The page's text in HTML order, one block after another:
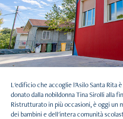
L'edificio che accoglie l'Asilo Santa Rita
donato dalla nobildonna Tina Sirolli alla
Ristrutturato in più occasioni, è oggi un
dei bambini e dell'intera comunità